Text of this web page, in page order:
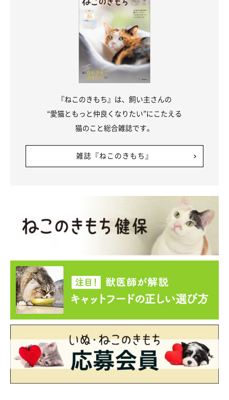
『ねこのきもち』は、飼い主さんの
“愛猫ともっと仲良くなりたい”にこたえる
猫のこと総合雑誌です。
雑誌『ねこのきもち』